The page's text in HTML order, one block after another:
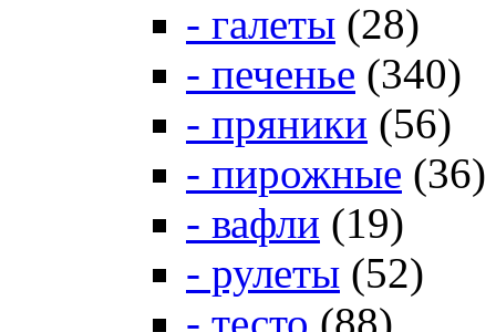
- галеты (28)
- печенье (340)
- пряники (56)
- пирожные (36)
- вафли (19)
- рулеты (52)